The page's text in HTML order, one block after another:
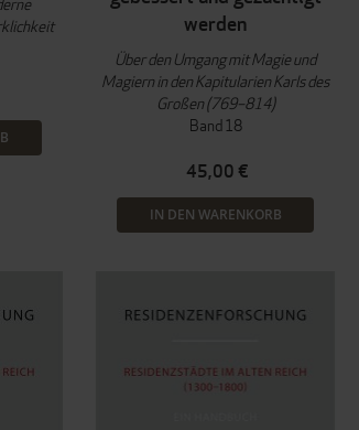
werden
Über den Umgang mit Magie und
Magiern in den Kapitularien Karls des
Großen (769–814)
Band 18
45,00 €
IN DEN WARENKORB